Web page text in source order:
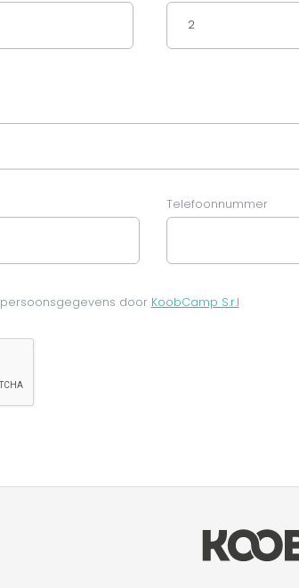
2
Telefoonnummer
door KoobCamp S.r.l